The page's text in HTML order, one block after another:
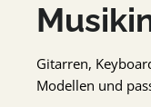
Gitarren,
Modellen und